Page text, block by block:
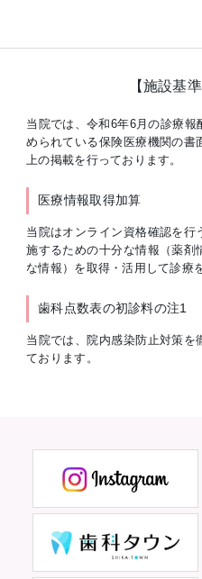
【施設基
当院では、令和6年6月の診療
められている保険医療機関の書
上の掲載を行っております。
医療情報取得加算
当院はオンライン資格確認を
施するための十分な情報（薬剤
な情報）を取得・活用して診療
歯科点数表の初診料の注1
当院では、院内感染防止対策を
ております。